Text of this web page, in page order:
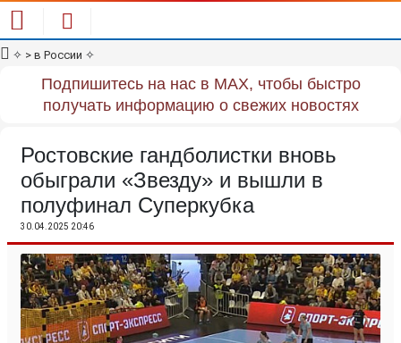
✧ > в России ✧
Подпишитесь на нас в MAX, чтобы быстро
получать информацию о свежих новостях
Ростовские гандболистки вновь
обыграли «Звезду» и вышли в
полуфинал Суперкубка
30.04.2025 20:46